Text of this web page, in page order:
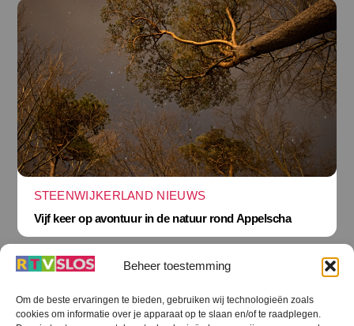
Beheer toestemming
Om de beste ervaringen te bieden, gebruiken wij technologieën zoals
cookies om informatie over je apparaat op te slaan en/of te raadplegen.
STEENWIJKERLAND NIEUWS
Vijf keer op avontuur in de natuur rond Appelscha
Terug